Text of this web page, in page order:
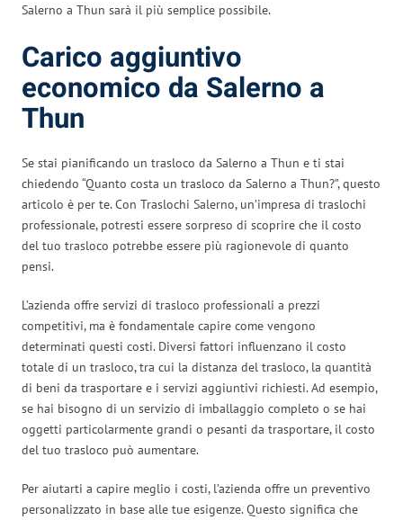
Salerno a Thun sarà il più semplice possibile.
Carico aggiuntivo
economico da Salerno a
Thun
Se stai pianificando un trasloco da Salerno a Thun e ti stai
chiedendo “Quanto costa un trasloco da Salerno a Thun?”, questo
articolo è per te. Con Traslochi Salerno, un’impresa di traslochi
professionale, potresti essere sorpreso di scoprire che il costo
del tuo trasloco potrebbe essere più ragionevole di quanto
pensi.
L’azienda offre servizi di trasloco professionali a prezzi
competitivi, ma è fondamentale capire come vengono
determinati questi costi. Diversi fattori influenzano il costo
totale di un trasloco, tra cui la distanza del trasloco, la quantità
di beni da trasportare e i servizi aggiuntivi richiesti. Ad esempio,
se hai bisogno di un servizio di imballaggio completo o se hai
oggetti particolarmente grandi o pesanti da trasportare, il costo
del tuo trasloco può aumentare.
Per aiutarti a capire meglio i costi, l’azienda offre un preventivo
personalizzato in base alle tue esigenze. Questo significa che